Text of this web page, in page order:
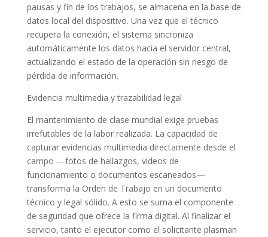
pausas y fin de los trabajos, se almacena en la base de
datos local del dispositivo. Una vez que el técnico
recupera la conexión, el sistema sincroniza
automáticamente los datos hacia el servidor central,
actualizando el estado de la operación sin riesgo de
pérdida de información.
Evidencia multimedia y trazabilidad legal
El mantenimiento de clase mundial exige pruebas
irrefutables de la labor realizada. La capacidad de
capturar evidencias multimedia directamente desde el
campo —fotos de hallazgos, videos de
funcionamiento o documentos escaneados—
transforma la Orden de Trabajo en un documento
técnico y legal sólido. A esto se suma el componente
de seguridad que ofrece la firma digital. Al finalizar el
servicio, tanto el ejecutor como el solicitante plasman